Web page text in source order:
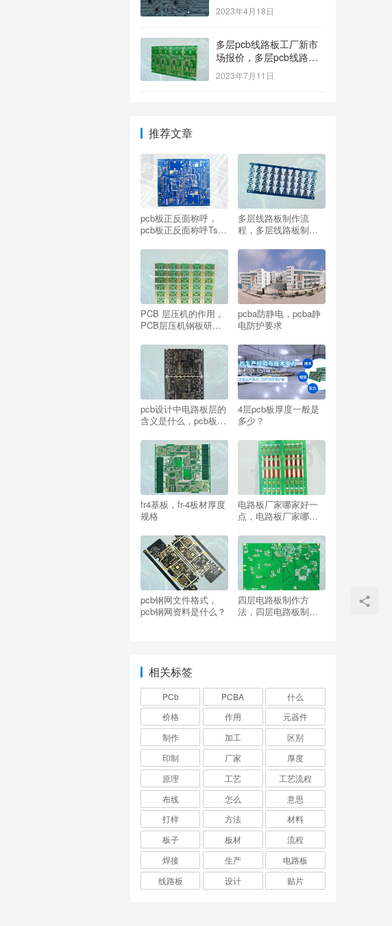
2023年4月18日
多层pcb线路板工厂新市
场报价，多层pcb线路板
厂家新参考价格
2023年7月11日
推荐文章
pcb板正反面称呼，
pcb板正反面称呼Ts为
多层线路板制作流
程，多层线路板制作
PCB 层压机的作用，
PCB层压机钢板研磨
pcba防静电，pcba静
电防护要求
pcb设计中电路板层的
含义是什么，pcb板层
4层pcb板厚度一般是
多少？
fr4基板，fr-4板材厚度
规格
电路板厂家哪家好一
点，电路板厂家哪家
pcb钢网文件格式，
pcb钢网资料是什么？
四层电路板制作方
法，四层电路板制作
相关标签
PCb PCBA
什么
价格
作用
元器件
制作
加工
区别
印制
厂家
厚度
原理
工艺
工艺流程
布线
怎么
意思
打样
方法
材料
板子
板材
流程
焊接
生产
电路板
线路板
设计 贴片